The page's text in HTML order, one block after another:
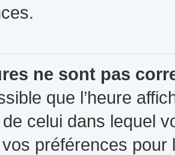
ne sont pas
que l’heure
celui dans lequel
préférences